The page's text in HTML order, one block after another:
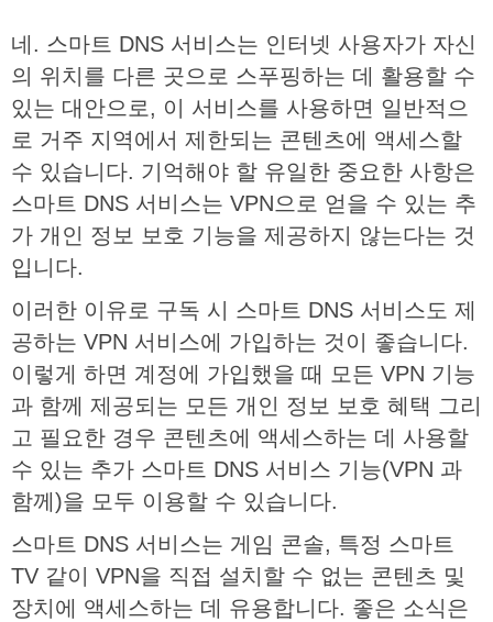
네 . 스마트 DNS 서비스는 인터넷 사용자가 자신
의 위치를 다른 곳으로 스푸핑하는 데 활용할 수
있는 대안으로, 이 서비스를 사용하면 일반적으
로 거주 지역에서 제한되는 콘텐츠에
액세스할
수 있습니다. 기억해야 할 유일한 중요한 사항은
스마트 DNS 서비스는 VPN으로 얻을 수 있는 추
가 개인 정보 보호 기능을 제공하지 않는다는 것
입니다.
이러한 이유로 구독 시 스마트 DNS 서비스도 제
공하는 VPN 서비스에 가입하는 것이 좋습니다.
이렇게 하면 계정에 가입했을 때 모든 VPN 기능
과 함께 제공되는 모든 개인 정보 보호 혜택 그리
고 필요한 경우 콘텐츠에 액세스하는 데
사용할
수 있는 추가 스마트 DNS 서비스 기능(VPN 과
함께 )을 모두 이용할 수 있습니다.
스마트 DNS 서비스는 게임 콘솔, 특정 스마트
TV 같이 VPN을 직접 설치할 수 없는 콘텐츠 및
장치에
액세스하는 데 유용합니다. 좋은 소식은